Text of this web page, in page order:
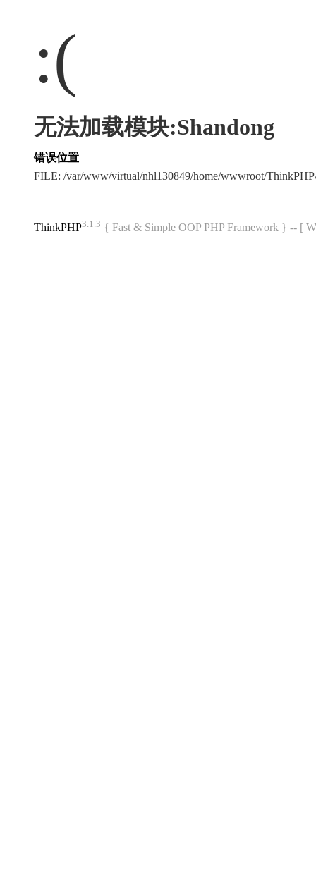
:(
无法加载模块:Shandong
错误位置
FILE: /var/www/virtual/nhl130849/home/wwwroot/
ThinkPHP3.1.3 { Fast & Simple OOP PHP Framework } -- [